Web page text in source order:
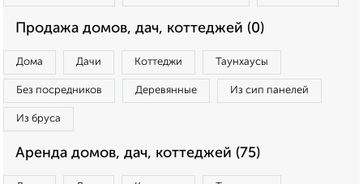
Продажа домов, дач, коттеджей (0)
Дома Дачи Коттеджи Таунхаусы
Без посредников Деревянные Из сип панелей
Из бруса
Аренда домов, дач, коттеджей (75)